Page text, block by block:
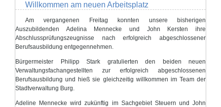
Willkommen am neuen Arbeitsplatz
Am vergangenen Freitag konnten unsere bisherigen
Auszubildenden Adelina Mennecke und John Kersten ihre
Abschlussprüfungszeugnisse nach erfolgreich abgeschlossener
Berufsausbildung entgegennehmen.
Bürgermeister Philipp Stark gratulierten den beiden neuen
Verwaltungsfachangestellten zur erfolgreich abgeschlossenen
Berufsausbildung und hieß sie gleichzeitig willkommen im Team der
Stadtverwaltung Burg.
Adeline Mennecke wird zukünftig im Sachgebiet Steuern und John